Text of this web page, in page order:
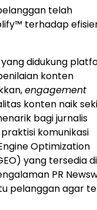
telah
terhadap
didukung
konten
engagement
konten naik
bagi jurnalis
komunikasi
Optimization
yang tersedia di
PR
pelanggan agar